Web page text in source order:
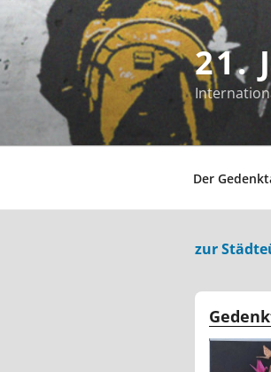
Inhalt
springen
21.
Der
zur